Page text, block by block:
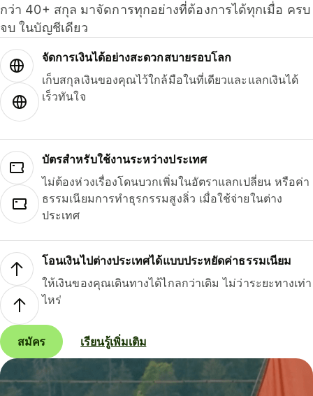
กว่า 40+ สกุล มาจัดการทุกอย่างที่ต้องการได้ทุกเมื่อ ครบ
จบ ในบัญชีเดียว
จัดการเงินได้อย่างสะดวกสบายรอบโลก
เก็บสกุลเงินของคุณไว้ใกล้มือในที่เดียวและแลกเงินได้
เร็วทันใจ
บัตรสำหรับใช้งานระหว่างประเทศ
ไม่ต้องห่วงเรื่องโดนบวกเพิ่มในอัตราแลกเปลี่ยน หรือค่า
ธรรมเนียมการทำธุรกรรมสูงลิ่ว เมื่อใช้จ่ายในต่าง
ประเทศ
โอนเงินไปต่างประเทศได้แบบประหยัดค่าธรรมเนียม
ให้เงินของคุณเดินทางได้ไกลกว่าเดิม ไม่ว่าระยะทางเท่า
ไหร่
สมัคร เรียนรู้เพิ่มเติม